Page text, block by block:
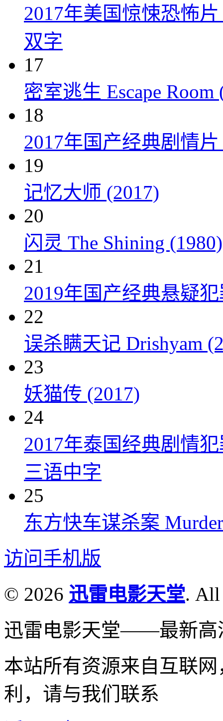
2017年美国惊悚恐怖
双字
17
密室逃生 Escape Room
18
2017年国产经典剧情
19
记忆大师 (2017)
20
闪灵 The Shining (1980)
21
2019年国产经典悬疑
22
误杀瞒天记 Drishyam
23
妖猫传 (2017)
24
2017年泰国经典剧情
三语中字
25
东方快车谋杀案
访问手机版
© 2026 迅雷电影天堂. All
迅雷电影天堂——最新高
本站所有资源来自互联
利，请与我们联系